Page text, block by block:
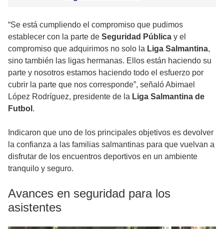
“Se está cumpliendo el compromiso que pudimos
establecer con la parte de Seguridad Pública y el
compromiso que adquirimos no solo la Liga Salmantina,
sino también las ligas hermanas. Ellos están haciendo su
parte y nosotros estamos haciendo todo el esfuerzo por
cubrir la parte que nos corresponde”, señaló Abimael
López Rodríguez, presidente de la Liga Salmantina de
Futbol .
Indicaron que uno de los principales objetivos es devolver
la confianza a las familias salmantinas para que vuelvan a
disfrutar de los encuentros deportivos en un ambiente
tranquilo y seguro.
Avances en seguridad para los
asistentes